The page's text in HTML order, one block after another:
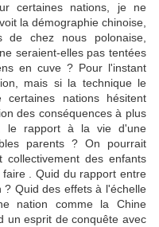
certaines nations, je ne
la démographie chinoise,
de chez nous polonaise,
seraient-elles pas tentées
en cuve ? Pour l'instant
mais si la technique le
nations hésitent
des conséquences à plus
le rapport à la vie d'une
parents ? On pourrait
collectivement des enfants
. Quid du rapport entre
Quid des effets à l'échelle
nation comme la Chine
un esprit de conquête avec